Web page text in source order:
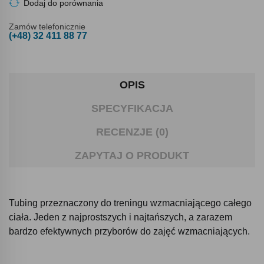
Dodaj do porównania
Zamów telefonicznie
(+48) 32 411 88 77
OPIS
SPECYFIKACJA
RECENZJE (0)
ZAPYTAJ O PRODUKT
Tubing przeznaczony do treningu wzmacniającego całego
ciała. Jeden z najprostszych i najtańszych, a zarazem
bardzo efektywnych przyborów do zajęć wzmacniających.